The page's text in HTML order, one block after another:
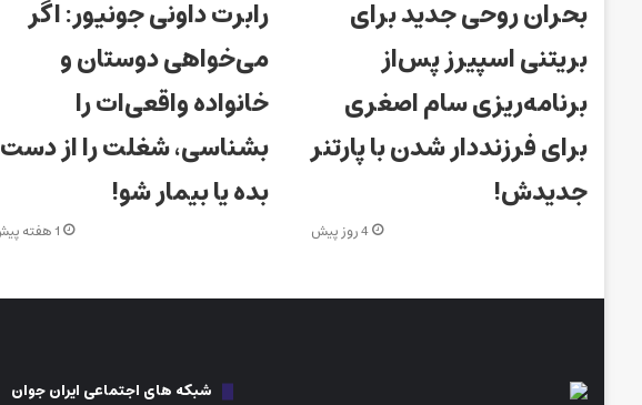
بحران روحی جدید برای
بریتنی اسپیرز پس‌از
برنامه‌ریزی سام اصغری
برای فرزنددار شدن با پارتنر
جدیدش!
4 روز پیش
رابرت داونی جونیور: اگر
می‌خواهی دوستان و
خانواده واقعی‌ات را
بشناسی، شغلت را از دست
بده یا بیمار شو!
1 هفته پیش
شبکه های اجتماعی ایران جوان